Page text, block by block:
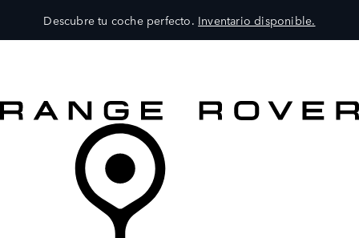
Descubre tu coche perfecto. Inventario disponible.